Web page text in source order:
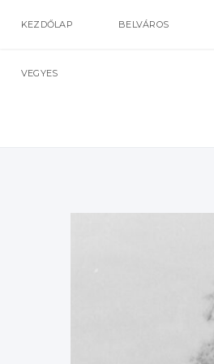
KEZDŐLAP BELVÁROS
VEGYES